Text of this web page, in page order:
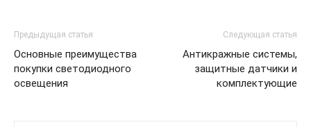
Предыдущая статья
Основные преимущества
покупки светодиодного
освещения
Следующая статья
Антикражные системы,
защитные датчики и
комплектующие